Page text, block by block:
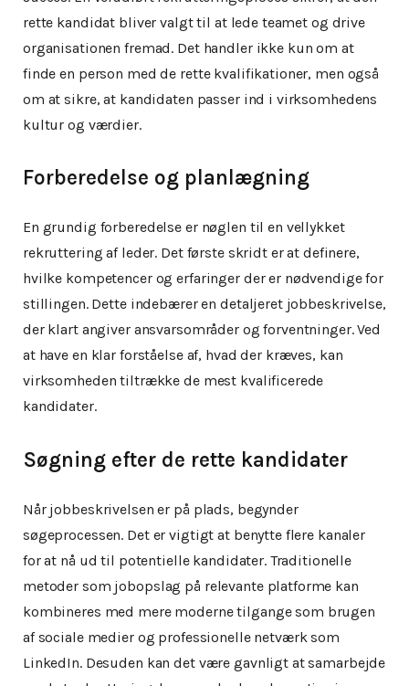
rette kandidat bliver valgt til at lede teamet og drive
organisationen fremad. Det handler ikke kun om at
finde en person med de rette kvalifikationer, men også
om at sikre, at kandidaten passer ind i virksomhedens
kultur og værdier.
Forberedelse og planlægning
En grundig forberedelse er nøglen til en vellykket
rekruttering af leder. Det første skridt er at definere,
hvilke kompetencer og erfaringer der er nødvendige for
stillingen. Dette indebærer en detaljeret jobbeskrivelse,
der klart angiver ansvarsområder og forventninger. Ved
at have en klar forståelse af, hvad der kræves, kan
virksomheden tiltrække de mest kvalificerede
kandidater.
Søgning efter de rette kandidater
Når jobbeskrivelsen er på plads, begynder
søgeprocessen. Det er vigtigt at benytte flere kanaler
for at nå ud til potentielle kandidater. Traditionelle
metoder som jobopslag på relevante platforme kan
kombineres med mere moderne tilgange som brugen
af sociale medier og professionelle netværk som
LinkedIn. Desuden kan det være gavnligt at samarbejde